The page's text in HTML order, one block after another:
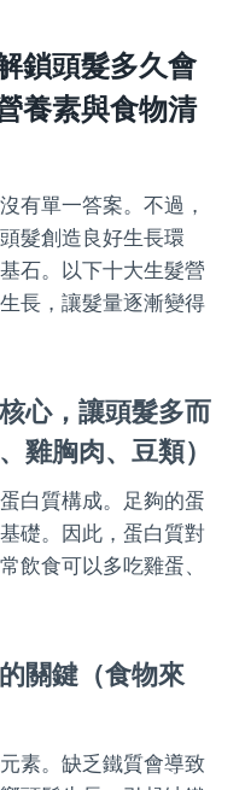
鎖頭髮多久會
養素與食物清
有單一答案。不過，
髮創造良好生長環
石。以下十大生髮營
長，讓髮量逐漸變得
心，讓頭髮多而
雞胸肉、豆類）
白質構成。足夠的蛋
礎。因此，蛋白質對
飲食可以多吃雞蛋、
關鍵（食物來
素。缺乏鐵質會導致